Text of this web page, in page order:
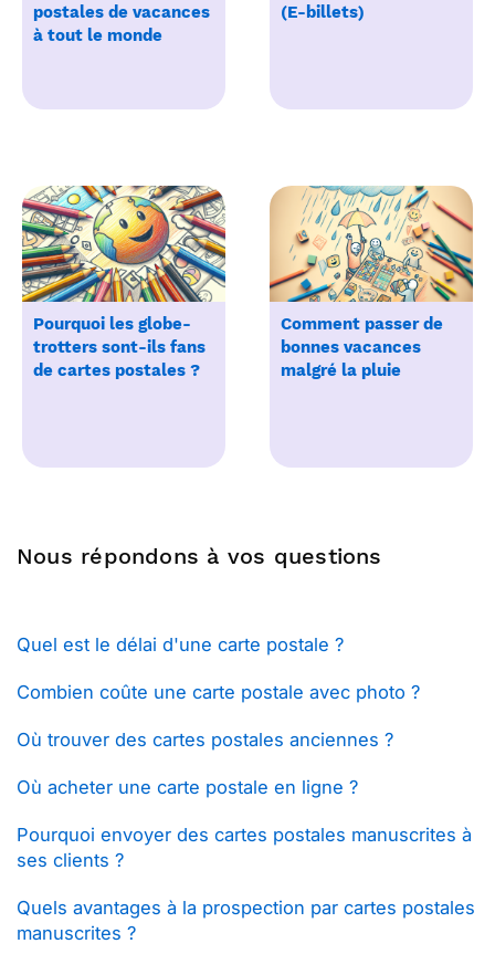
postales de vacances
à tout le monde
(E-billets)
Pourquoi les globe-
trotters sont-ils fans
de cartes postales ?
Comment passer de
bonnes vacances
malgré la pluie
Nous répondons à vos questions
Quel est le délai d'une carte postale ?
Combien coûte une carte postale avec photo ?
Où trouver des cartes postales anciennes ?
Où acheter une carte postale en ligne ?
Pourquoi envoyer des cartes postales manuscrites à
ses clients ?
Quels avantages à la prospection par cartes postales
manuscrites ?